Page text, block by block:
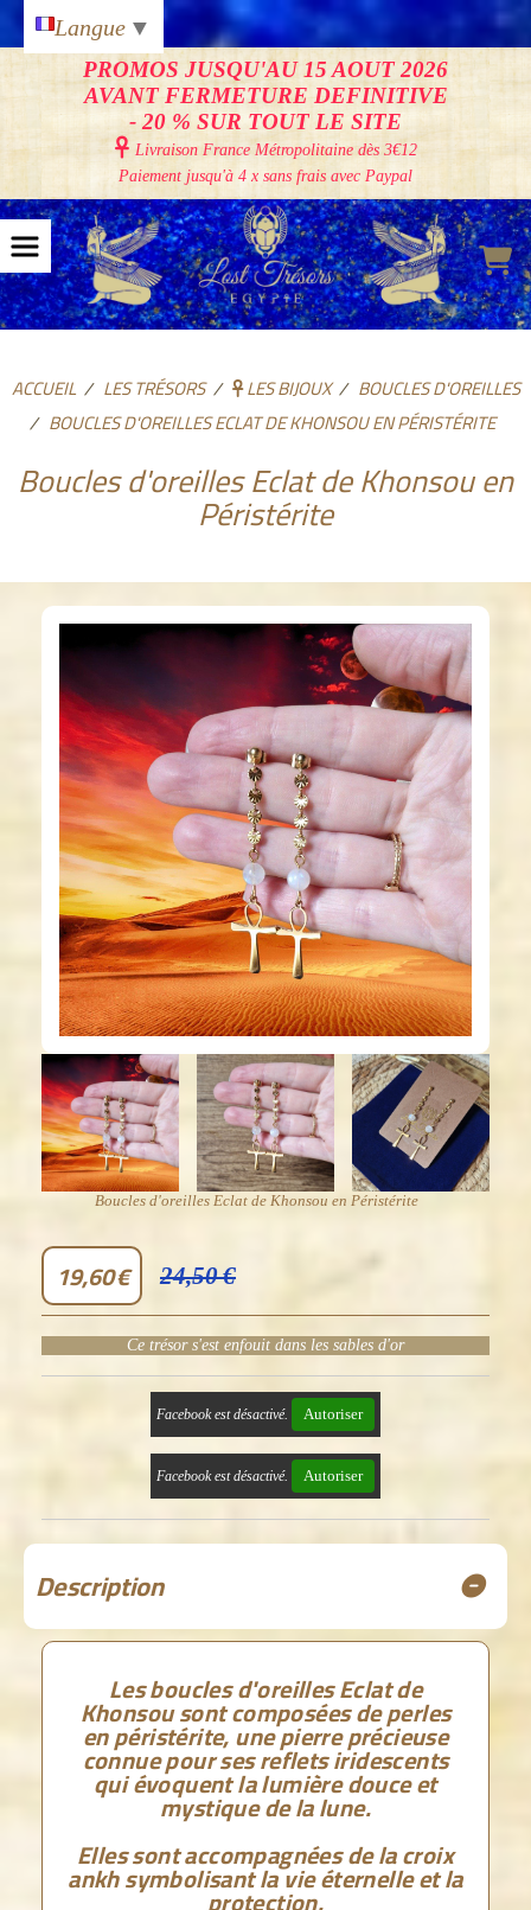
PROMOS JUSQU'AU 15 AOUT 2026
AVANT FERMETURE DEFINITIVE
- 20 % SUR TOUT LE SITE
 Livraison France Métropolitainedès 3€12
Paiement jusqu'à 4 x sans frais avec Paypal
ACCUEIL LES TRÉSORS LES BIJOUX
BOUCLES D'OREILLES
BOUCLES D'OREILLES ECLAT DE KHONSOU EN PÉRISTÉRITE
Boucles d'oreilles Eclat de Khonsou en
Péristérite
Boucles d'oreilles Eclat de Khonsou en Péristérite
19,60€ 24,50€
Ce trésor s'est enfouit dans les sables d'or
Facebook est désactivé. Autoriser
Facebook est désactivé. Autoriser
Description
Les boucles d'oreilles Eclat de
Khonsou sont composées de perles
en péristérite, une pierre précieuse
connue pour ses reflets iridescents
qui évoquent la lumière douce et
mystique de la lune.
Elles sont accompagnées de la croix
ankh symbolisant la vie éternelle et la
Langue ▼
Panneau de gestion des cookies